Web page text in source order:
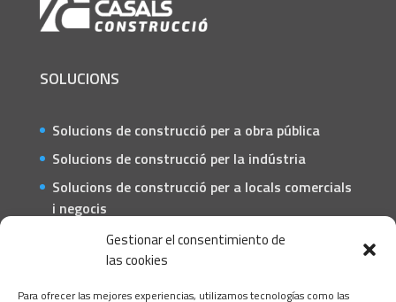
Gestionar el consentimiento de
las cookies
Para ofrecer las mejores experiencias, utilizamos tecnologías como las
SOLUCIONS
Solucions de construcció per a obra pública
Solucions de construcció per la indústria
Solucions de construcció per a locals comercials
i negocis
Solucions de construcció per a particulars